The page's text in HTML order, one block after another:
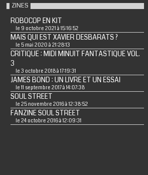
ZINES
ROBOCOP EN KIT
le 9 octobre 2021 à 15:16:52
MAIS QUI EST XAVIER DESBARATS ?
le 5 mai 2020 à 21:28:13
CRITIQUE : MIDI MINUIT FANTASTIQUE VOL.
3
le 3 octobre 2018 à 17:19:31
JAMES BOND : UN LIVRE ET UN ESSAI
le 11 septembre 2017 à 14:07:38
SOUL STREET
le 25 novembre 2016 à 12:38:52
FANZINE SOUL STREET
le 24 octobre 2016 à 12:09:31